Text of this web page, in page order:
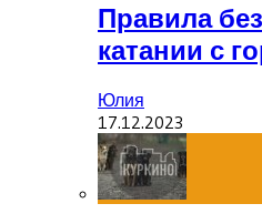
Правила
катании с
Юлия
17.12.2023